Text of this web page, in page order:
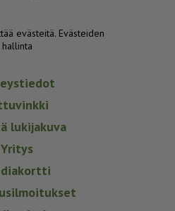
evästeitä. Evästeiden
hallinta
lukijakuva
Yritys